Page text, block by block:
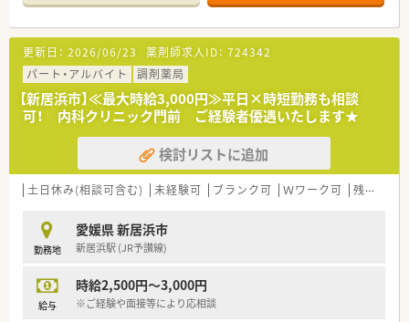
＜業務内容＞
■隣接する病院からの処方箋を主に取り扱います。
■処方箋枚数は平均80枚/日。
■内科、外科、小児科、胃腸科、循環器科、リハビリテーション科
の処方を受けています。
病院では漢方など東洋医学にも力を入れておられます。
＜研修制度＞
■研修制度はOJTを中心としているため、ベテラン薬剤師の方・
マニュアルに縛られたく無い方におすすめです。
マニュアルを超えて患者様の事を第一に考えてご勤務頂ける
＜法人特徴＞
■1996年に設立以来、愛媛県内の松山・今治・新居浜にて調剤薬
■病院門前～クリニック門前まで幅広く処方箋を応需している
薬局様です。
更新日： 2026/06/23 薬剤師求人ID： 724342
パート・アルバイト
調剤薬局
【新居浜市】≪最大時給3,000円≫平日×時短勤務も相談
可！ 内科クリニック門前 ご経験者優遇いたします★
検討リストに追加
土日休み(相談可含む) 未経験可 ブランク可 Ｗワーク可 残業なし(ほぼなし含む)
勤務地
愛媛県 新居浜市
新居浜駅 (JR予讃線)
給与
時給2,500円～3,000円
※ご経験や面接等により応相談